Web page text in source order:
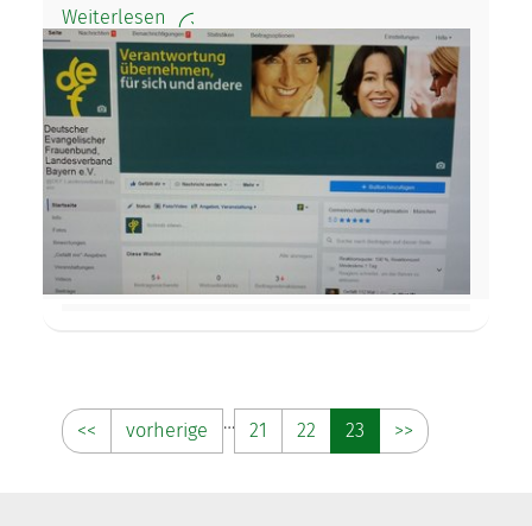
Weiterlesen
<< vorherige … 21 22 23 >>